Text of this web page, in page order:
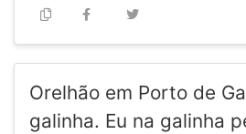
Orelhão em Porto de
galinha. Eu na galinha